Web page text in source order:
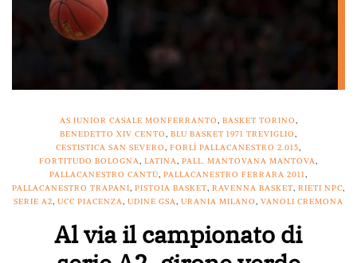
AS JUNIOR CASALE MONFERRANTO, BASKET TORINO,
BENEDETTO XIV CENTO, BLU BASKET 1971 TREVIGLIO,
CESTISTICA SAN SEVERO, FORLÌ PALLACANESTRO 2.015,
FORTITUDO BOLOGNA, LATINA, PALL. MANTOVANA MANTOVA,
PALLACANESTRO CANTÙ, PALLACANESTRO FERRARA 2011,
PALLACANESTRO TRAPANI, PISTOIA BASKET, RAVENNA BASKET, RIETI NPC,
SERIE A2, UCC PIACENZA, UDINE GSA, URANIA MILANO, VANOLI CREMONA
Al via il campionato di